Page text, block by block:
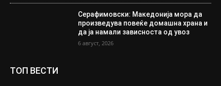
Серафимовски: Македонија мора да
произведува повеќе домашна храна и
да ја намали зависноста од увоз
6 август, 2026
ТОП ВЕСТИ